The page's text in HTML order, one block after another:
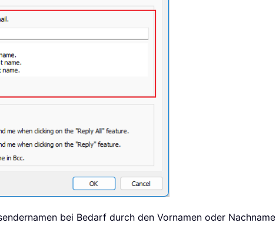
bei Bedarf durch den Vornamen oder